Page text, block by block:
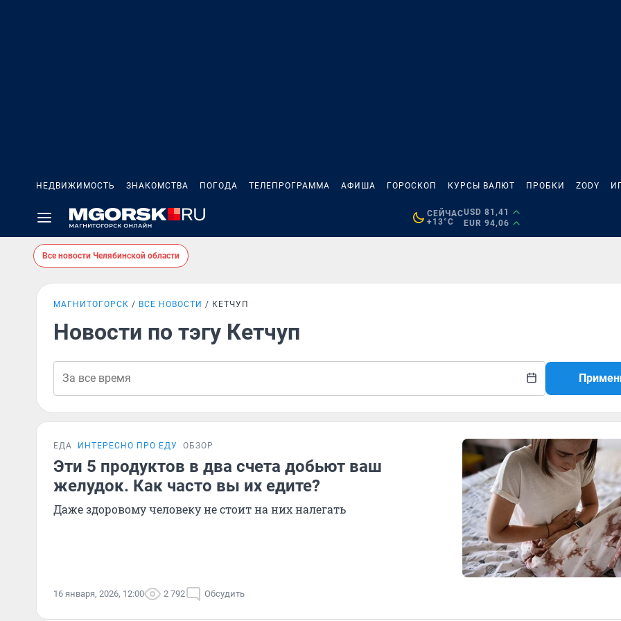
НЕДВИЖИМОСТЬ ЗНАКОМСТВА ПОГОДА ТЕЛЕПРОГРАММА АФИША ГОРОСКОП КУРСЫ ВАЛЮТ ПРОБКИ ZODY
СЕЙЧАС
+13°C
USD 81,41
EUR 94,06
Все новости Челябинской области
МАГНИТОГОРСК ВСЕ НОВОСТИ КЕТЧУП
Новости по тэгу Кетчуп
ЕДА ИНТЕРЕСНО ПРО ЕДУ ОБЗОР
Эти 5 продуктов в два счета добьют ваш
желудок. Как часто вы их едите?
Даже здоровому человеку не стоит на них налегать
16 января, 2026, 12:00 2 792 Обсудить